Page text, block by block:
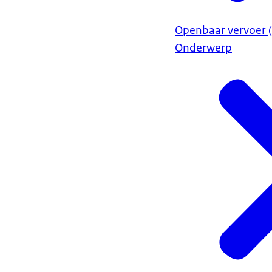
Openbaar vervoer
Onderwerp